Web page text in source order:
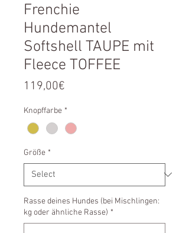
Frenchie
Hundemantel
Softshell TAUPE mit
Fleece TOFFEE
119,00€
Knopffarbe *
Größe *
Rasse deines Hundes (bei Mischlingen:
kg oder ähnliche Rasse) *